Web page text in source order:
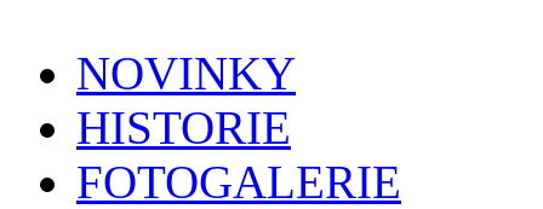
NOVINKY
HISTORIE
FOTOGALERIE